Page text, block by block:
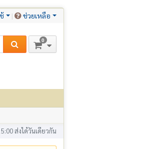
ช่วยเหลือ
0
ส่งได้วันเดียวกัน